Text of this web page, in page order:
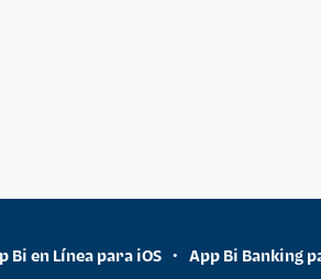
Bi en Línea para iOS • App Bi Banking